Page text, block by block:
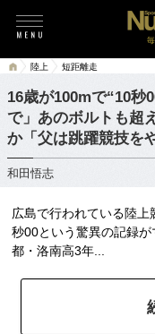
陸上 短距離走
16歳が100mで“10
で」あのボルトも超
か「父は跳躍競技を
和田悟志
広島で行われている陸
秒00という驚異の記録
都・洛南高3年...